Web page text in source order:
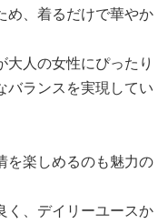
め、着るだけで華やか
人の女性にぴったり
バランスを実現してい
を楽しめるのも魅力の
く、デイリーユースか